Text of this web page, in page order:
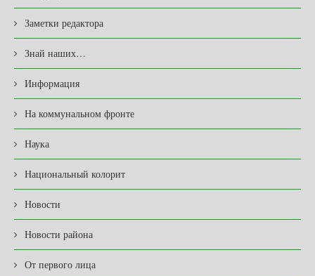
Заметки редактора
Знай наших…
Информация
На коммунальном фронте
Наука
Национальный колорит
Новости
Новости района
От первого лица